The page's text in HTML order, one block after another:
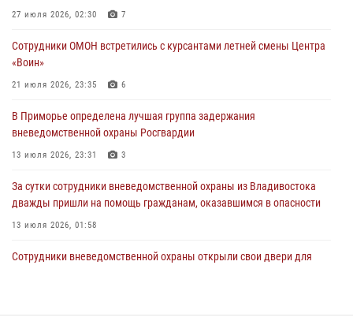
Росгвардейцы в Приморье приняли участие в молебне,
28 июля 2026, 05:39
В Международный День тигра на открытии III семейных
службе
27 июля 2026, 02:30 7
Сотрудники ОМОН встретились с курсантами летней смены Центра
«Воин»
21 июля 2026, 23:35 6
В Приморье определена лучшая группа задержания
вневедомственной охраны Росгвардии
13 июля 2026, 23:31 3
За сутки сотрудники вневедомственной охраны из Владивостока
дважды пришли на помощь гражданам, оказавшимся в опасности
13 июля 2026, 01:58
Сотрудники вневедомственной охраны открыли свои двери для